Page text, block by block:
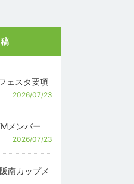
スタ要項
2026/07/23
メンバー
2026/07/23
カップメ